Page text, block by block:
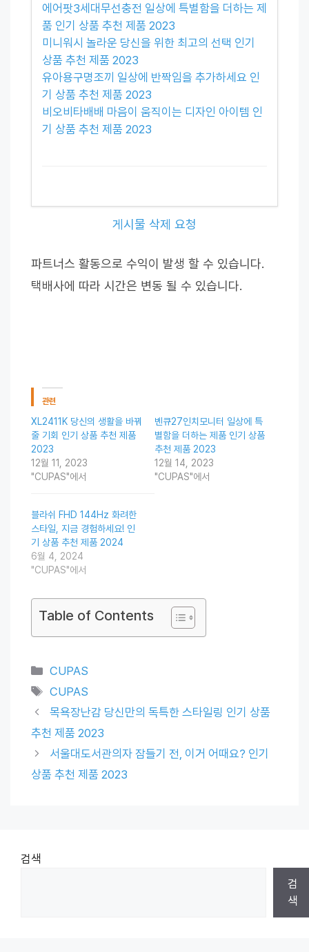
에어팟3세대무선충전 일상에 특별함을 더하는 제
품 인기 상품 추천 제품 2023
미니워시 놀라운 당신을 위한 최고의 선택 인기
상품 추천 제품 2023
유아용구명조끼 일상에 반짝임을 추가하세요 인
기 상품 추천 제품 2023
비오비타배배 마음이 움직이는 디자인 아이템 인
기 상품 추천 제품 2023
게시물 삭제 요청
파트너스 활동으로 수익이 발생 할 수 있습니다.
택배사에 따라 시간은 변동 될 수 있습니다.
관련
XL2411K 당신의 생활을 바꿔
줄 기회 인기 상품 추천 제품
2023
12월 11, 2023
"CUPAS"에서
벤큐27인치모니터 일상에 특
별함을 더하는 제품 인기 상품
추천 제품 2023
12월 14, 2023
"CUPAS"에서
블라쉬 FHD 144Hz 화려한
스타일, 지금 경험하세요! 인
기 상품 추천 제품 2024
6월 4, 2024
"CUPAS"에서
Table of Contents
Categories
CUPAS
Tags
CUPAS
목욕장난감 당신만의 독특한 스타일링 인기 상품
추천 제품 2023
서울대도서관의자 잠들기 전, 이거 어때요? 인기
상품 추천 제품 2023
검색
검
색